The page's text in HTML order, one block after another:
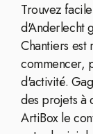
Trouvez
d'Anderlecht
Chantiers
commencer,
d'activité.
des projets à
ArtiBox le